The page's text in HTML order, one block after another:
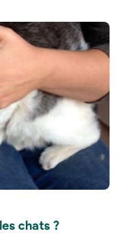
atlanto-axiale (C1-C2)
chats ?